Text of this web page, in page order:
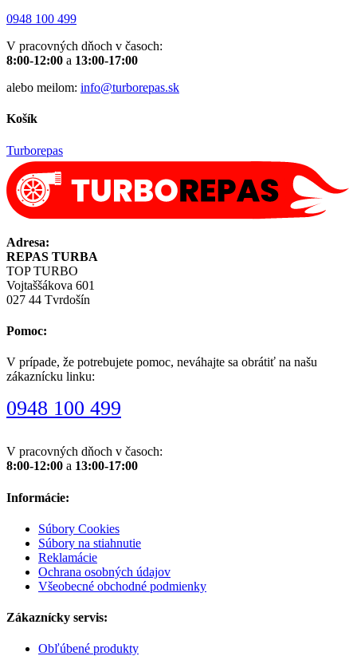
0948 100 499
V pracovných dňoch v časoch:
8:00-12:00 a 13:00-17:00
alebo meilom: info@turborepas.sk
Košík
Turborepas
Adresa:
REPAS TURBA
TOP TURBO
Vojtaššákova 601
027 44 Tvrdošín
Pomoc:
V prípade, že potrebujete pomoc, neváhajte sa obrátiť na našu
zákaznícku linku:
0948 100 499
V pracovných dňoch v časoch:
8:00-12:00 a 13:00-17:00
Informácie:
Súbory Cookies
Súbory na stiahnutie
Reklamácie
Ochrana osobných údajov
Všeobecné obchodné podmienky
Zákaznícky servis:
Obľúbené produkty